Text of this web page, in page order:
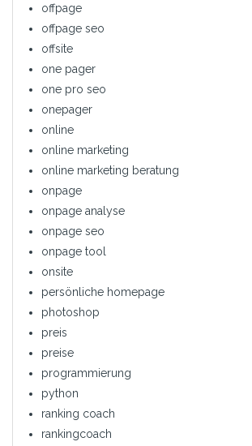
offpage
offpage seo
offsite
one pager
one pro seo
onepager
online
online marketing
online marketing beratung
onpage
onpage analyse
onpage seo
onpage tool
onsite
persönliche homepage
photoshop
preis
preise
programmierung
python
ranking coach
rankingcoach